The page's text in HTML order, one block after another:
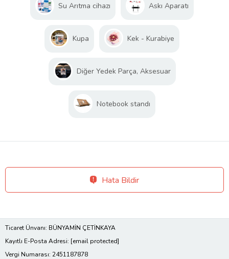
Su Arıtma cihazı Askı Aparatı
Kupa Kek - Kurabiye
Diğer Yedek Parça, Aksesuar
Notebook standı
Hata Bildir
Ticaret Ünvanı: BÜNYAMİN ÇETİNKAYA
Kayıtlı E-Posta Adresi: [email protected]
Vergi Numarası: 2451187878